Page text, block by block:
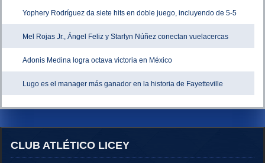
Yophery Rodríguez da siete hits en doble juego, incluyendo de 5-5
Mel Rojas Jr., Ángel Feliz y Starlyn Núñez conectan vuelacercas
Adonis Medina logra octava victoria en México
Lugo es el manager más ganador en la historia de Fayetteville
CLUB ATLÉTICO LICEY